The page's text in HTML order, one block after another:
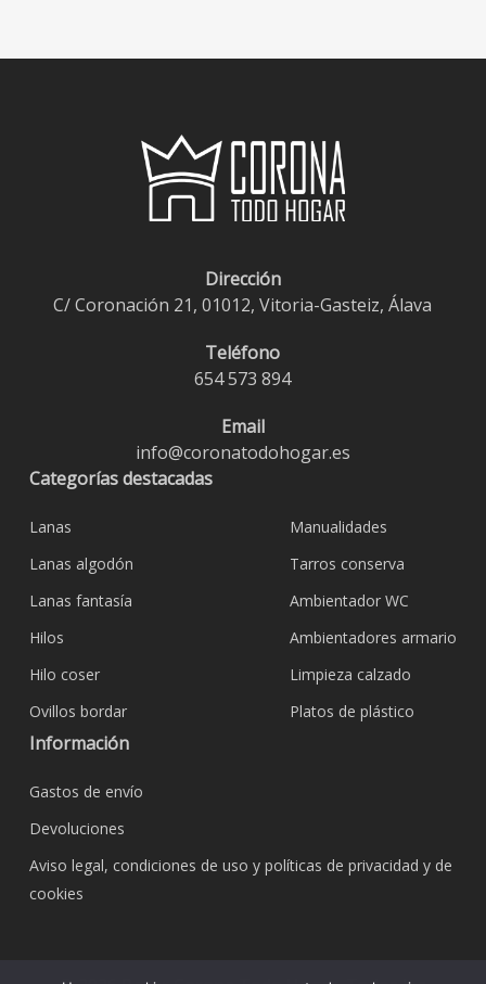
Dirección
C/ Coronación 21, 01012, Vitoria-Gasteiz, Álava
Teléfono
654 573 894
Email
info@coronatodohogar.es
Categorías destacadas
Lanas
Lanas algodón
Lanas fantasía
Hilos
Hilo coser
Ovillos bordar
Manualidades
Tarros conserva
Ambientador WC
Ambientadores armario
Limpieza calzado
Platos de plástico
Información
Gastos de envío
Devoluciones
Aviso legal, condiciones de uso y políticas de privacidad y de
cookies